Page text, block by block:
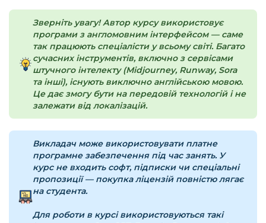
Натисніть її — і відкриється сторінка з
курсами.
Додатково посилання на курс прийде вам
на email.
Доступ до курсів: без обмежень за часом.
Детальніше про оплату та безпеку — у довідці
>>>
Питання?Пишіть наinfo@siluette.com.uaабо в
чат на сайті.
Зверніть увагу! Автор курсу використовує
програми з англомовним інтерфейсом — саме
так працюють спеціалісти у всьому світі. Багато
сучасних інструментів, включно з сервісами
штучного інтелекту (Midjourney, Runway, Sora
та інші), існують виключно англійською мовою.
Це дає змогу бути на передовій технологій і не
залежати від локалізацій.
Викладач може використовувати платне
програмне забезпечення під час занять. У
курс не входить софт, підписки чи спеціальні
пропозиції — покупка ліцензій повністю лягає
на студента.
Для роботи в курсі використовуються такі